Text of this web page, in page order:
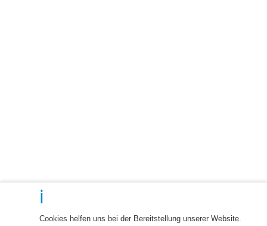
Cookies helfen uns bei der Bereitstellung unserer Website.